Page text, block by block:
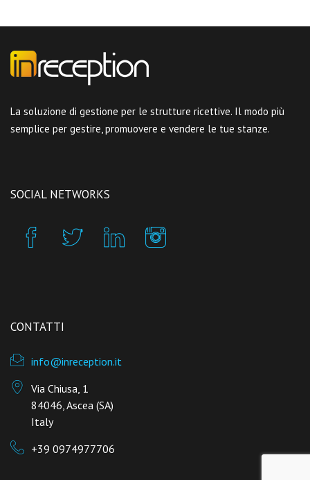
La soluzione di gestione per le strutture ricettive. Il modo più
semplice per gestire, promuovere e vendere le tue stanze.
SOCIAL NETWORKS
CONTATTI
info@inreception.it
Via Chiusa, 1
84046, Ascea (SA)
Italy
+39 0974977706